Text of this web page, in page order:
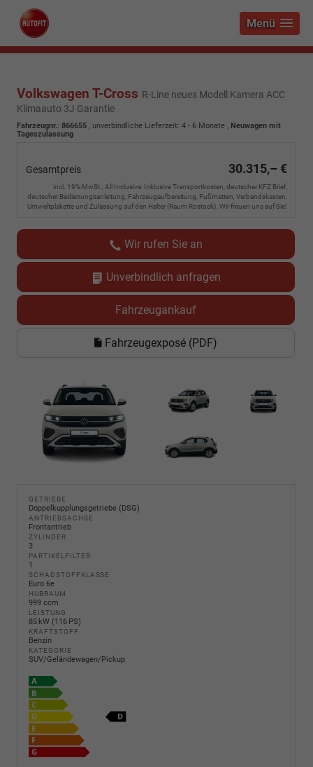
Menü
Volkswagen T-Cross R-Line neues Modell Kamera ACC
Klimaauto 3J Garantie
Fahrzeugnr.: 866655 , unverbindliche Lieferzeit: 4 - 6 Monate , Neuwagen mit
Tageszulassung
Gesamtpreis 30.315,– €
incl. 19% MwSt., All Inclusive: Inklusive Transportkosten, deutscher KFZ Brief,
deutscher Bedienungsanleitung, Fahrzeugaufbereitung, Fußmatten, Verbandskasten,
Umweltplakette und Zulassung auf den Halter (Raum Rostock). Wir freuen uns auf Sie!
Wir rufen Sie an
Unverbindlich anfragen
Fahrzeugankauf
Fahrzeugexposé (PDF)
GETRIEBE
Doppelkupplungsgetriebe (DSG)
ANTRIEBSACHSE
Frontantrieb
ZYLINDER
3
PARTIKELFILTER
1
SCHADSTOFFKLASSE
Euro 6e
HUBRAUM
999 ccm
LEISTUNG
85 kW (116 PS)
KRAFTSTOFF
Benzin
KATEGORIE
SUV/Geländewagen/Pickup